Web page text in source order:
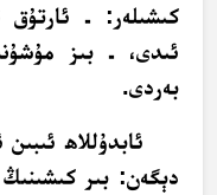
كىشىلەر: ـ
ئىدى، ـ بىز
بەردى.
ئابدۇللاھ
دېگەن: بىر